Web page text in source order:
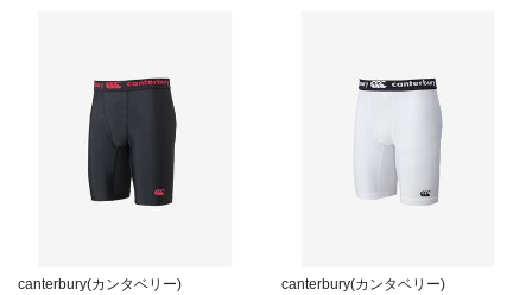
canterbury(カンタベリー)
canterbury(カンタベリー)